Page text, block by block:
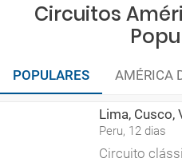
Circuitos
POPULARES AMÉRICA
Lima, Cusco,
Peru, 12 dias
Circuito